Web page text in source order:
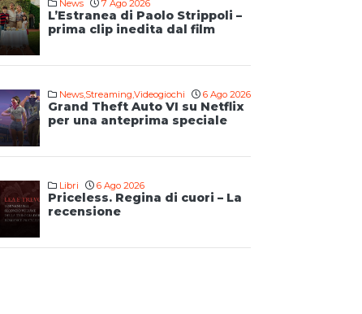
News 7 Ago 2026
L’Estranea di Paolo Strippoli –
prima clip inedita dal film
News,Streaming,Videogiochi 6 Ago 2026
Grand Theft Auto VI su Netflix
per una anteprima speciale
Libri 6 Ago 2026
Priceless. Regina di cuori – La
recensione